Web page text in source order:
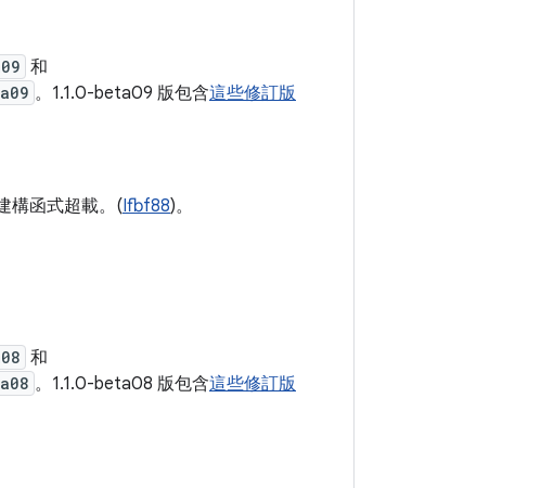
和
。1.1.0-beta09 版包含這些修訂版
構函式超載。(Ifbf88)。
和
。1.1.0-beta08 版包含這些修訂版